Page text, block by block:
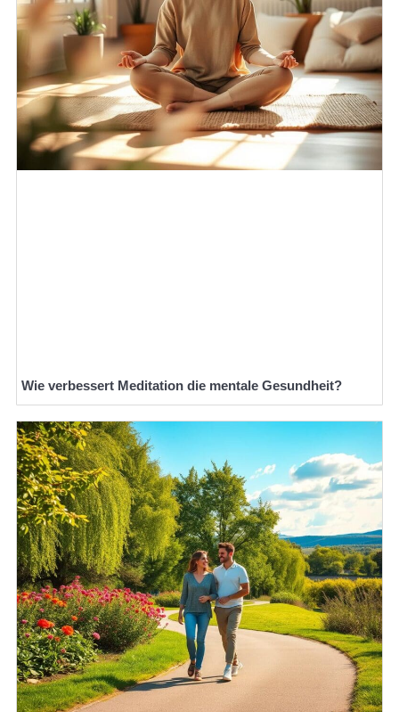
Wie verbessert Meditation die mentale Gesundheit?